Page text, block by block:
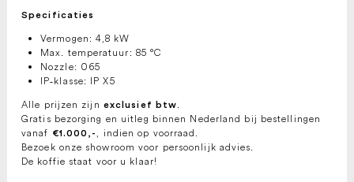
Specificaties
Vermogen: 4,8 kW
Max. temperatuur: 85 °C
Nozzle: 065
IP‑klasse: IP X5
Alle prijzen zijn exclusief btw.
Gratis bezorging en uitleg binnen Nederland bij bestellingen
vanaf €1.000,- , indien op voorraad.
Bezoek onze showroom voor persoonlijk advies.
De koffie staat voor u klaar!